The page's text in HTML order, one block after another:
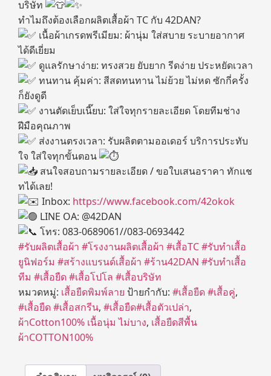
บริษัท
ทำไมถึงต้องเลือกผลิตเสื้อผ้า TC กับ 42DAN?
เนื้อผ้าเกรดพรีเมียม: ผ้านุ่ม ใส่สบาย ระบายอากาศ
ได้ดีเยี่ยม
ดูแลรักษาง่าย: ทรงสวย ยับยาก รีดง่าย ประหยัดเวลา
ทนทาน คุ้มค่า: สีสดทนทาน ไม่ย้วย ไม่หด ซักกี่ครั้ง
ก็ยังดูดี
งานตัดเย็บเนี๊ยบ: ใส่ใจทุกรายละเอียด โดยทีมช่าง
ฝีมือคุณภาพ
ส่งงานตรงเวลา: รับผลิตตามออเดอร์ บริการประทับ
ใจ ใส่ใจทุกขั้นตอน
สนใจสอบถามรายละเอียด / ขอใบเสนอราคา ทักแช
ทได้เลย!
Inbox: https://www.facebook.com/42okok
LINE OA: @42DAN
โทร: 083-0689061//083-0693442
#รับผลิตเสื้อผ้า #โรงงานผลิตเสื้อผ้า #เสื้อTC#รับทำเสื้อ
ยูนิฟอร์ม #สร้างแบรนด์เสื้อผ้า #ร้าน42DAN #รับทำเสื้อ
ทีม #เสื้อยืด#เสื้อโปโล #เสื้อบริษัท
หมวดหมู่: เสื้อยืดพิมพ์ลาย ป้ายกำกับ: #เสื้อยืด #เสื้อคู่,
#เสื้อยืด #เสื้อสกรีน, #เสื้อยืด#เสื้อตัวเปล่า,
ผ้าCotton100% เนื้อนุ่ม ไม่บาง, เสื้อยืดสีพื้น
ผ้าCOTTON100%